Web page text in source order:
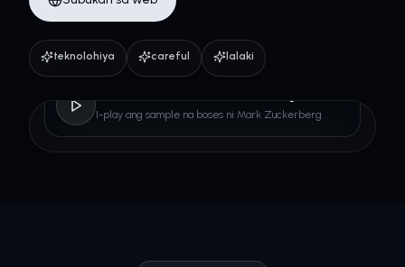
teknolohiya careful lalaki
I-play ang sample na boses ni Mark Zuckerberg